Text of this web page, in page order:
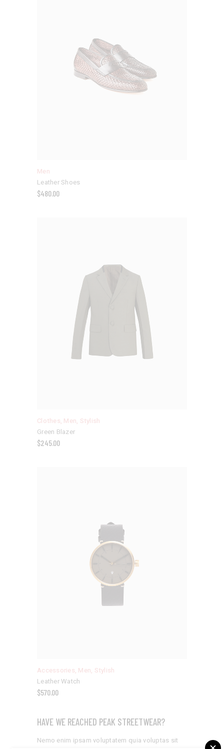
Men
Leather Shoes
$480.00
Clothes, Men, Stylish
Green Blazer
$245.00
Accessories, Men, Stylish
Leather Watch
$570.00
HAVE WE REACHED PEAK STREETWEAR?
Nemo enim ipsam voluptatem quia voluptas sit